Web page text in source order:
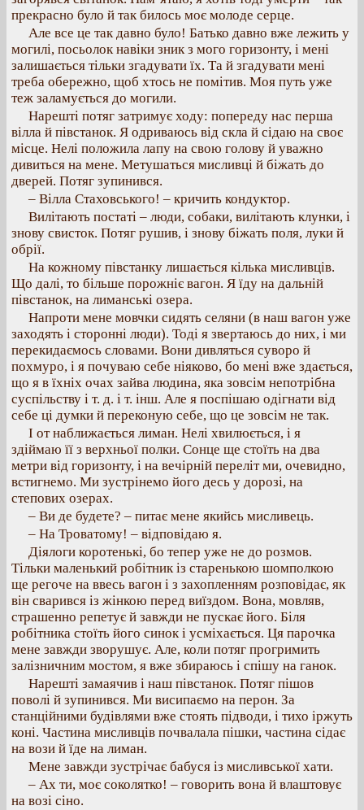
прекрасно було й так билось моє молоде серце.
Але все це так давно було! Батько давно вже лежить у
могилі, посьолок навіки зник з мого горизонту, і мені
залишається тільки згадувати їх. Та й згадувати мені
треба обережно, щоб хтось не помітив. Моя путь уже
теж заламується до могили.
Нарешті потяг затримує ходу: попереду нас перша
вілла й півстанок. Я одриваюсь від скла й сідаю на своє
місце. Нелі положила лапу на свою голову й уважно
дивиться на мене. Метушаться мисливці й біжать до
дверей. Потяг зупинився.
– Вілла Стаховського! – кричить кондуктор.
Вилітають постаті – люди, собаки, вилітають клунки, і
знову свисток. Потяг рушив, і знову біжать поля, луки й
обрії.
На кожному півстанку лишається кілька мисливців.
Що далі, то більше порожніє вагон. Я їду на дальній
півстанок, на лиманські озера.
Напроти мене мовчки сидять селяни (в наш вагон уже
заходять і сторонні люди). Тоді я звертаюсь до них, і ми
перекидаємось словами. Вони дивляться суворо й
похмуро, і я почуваю себе ніяково, бо мені вже здається,
що я в їхніх очах зайва людина, яка зовсім непотрібна
суспільству і т. д. і т. інш. Але я поспішаю одігнати від
себе ці думки й переконую себе, що це зовсім не так.
І от наближається лиман. Нелі хвилюється, і я
здіймаю її з верхньої полки. Сонце ще стоїть на два
метри від горизонту, і на вечірній переліт ми, очевидно,
встигнемо. Ми зустрінемо його десь у дорозі, на
степових озерах.
– Ви де будете? – питає мене якийсь мисливець.
– На Троватому! – відповідаю я.
Діялоги коротенькі, бо тепер уже не до розмов.
Тільки маленький робітник із старенькою шомполкою
ще регоче на ввесь вагон і з захопленням розповідає, як
він сварився із жінкою перед виїздом. Вона, мовляв,
страшенно репетує й завжди не пускає його. Біля
робітника стоїть його синок і усміхається. Ця парочка
мене завжди зворушує. Але, коли потяг прогримить
залізничним мостом, я вже збираюсь і спішу на ганок.
Нарешті замаячив і наш півстанок. Потяг пішов
поволі й зупинився. Ми висипаємо на перон. За
станційними будівлями вже стоять підводи, і тихо іржуть
коні. Частина мисливців почвалала пішки, частина сідає
на вози й їде на лиман.
Мене завжди зустрічає бабуся із мисливської хати.
– Ах ти, моє соколятко! – говорить вона й влаштовує
на возі сіно.